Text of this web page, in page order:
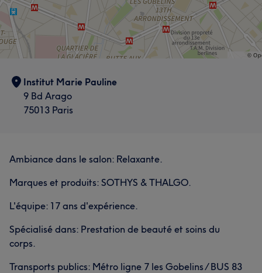
Institut Marie Pauline
9 Bd Arago
75013 Paris
Ambiance dans le salon: Relaxante.
Marques et produits: SOTHYS & THALGO.
L'équipe: 17 ans d'expérience.
Spécialisé dans: Prestation de beauté et soins du
corps.
Transports publics: Métro ligne 7 les Gobelins / BUS 83